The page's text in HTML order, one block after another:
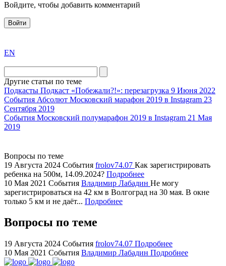
Войдите, чтобы добавить комментарий
Войти
the
division
agent
watch
replica
showcases
substantial
areas.
replica
bvlgari
watches
+maserati
online
cheap
https://ylfactoryrolex.com/
hilarity
EN
Другие статьи по теме
Подкасты Подкаст «Побежали?!»: перезагрузка 9 Июня 2022
События Абсолют Московский марафон 2019 в Instagram 23
Сентября 2019
События Московский полумарафон 2019 в Instagram 21 Мая
2019
Вопросы по теме
19 Августа 2024 События frolov74.07 Как зарегистрировать
ребенка на 500м, 14.09.2024? Подробнее
10 Мая 2021 События Владимир Лабадин Не могу
зарегистрироваться на 42 км в Волгоград на 30 мая. В окне
только 5 км и не даёт... Подробнее
Вопросы по теме
19 Августа 2024 События frolov74.07 Подробнее
10 Мая 2021 События Владимир Лабадин Подробнее